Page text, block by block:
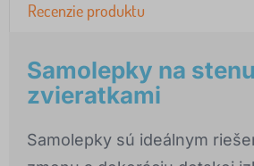
Recenzie produktu
Samolepky na
zvieratkami
Samolepky sú ideálnym